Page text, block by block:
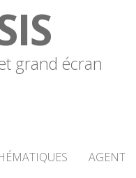
grand écran
AGENT